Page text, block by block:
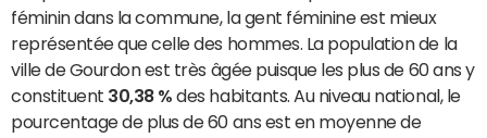
féminin dans la commune, la gent féminine est mieux
représentée que celle des hommes. La population de la
ville de Gourdon est très âgée puisque les plus de 60 ans y
constituent 30,38 % des habitants. Au niveau national, le
pourcentage de plus de 60 ans est en moyenne de